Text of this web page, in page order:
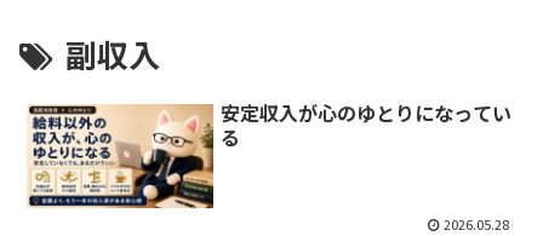
副収入
安定収入が心のゆとりになってい
る
2026.05.28